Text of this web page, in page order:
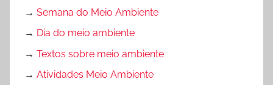
→ Semana do Meio Ambiente
→ Dia do meio ambiente
→ Textos sobre meio ambiente
→ Atividades Meio Ambiente